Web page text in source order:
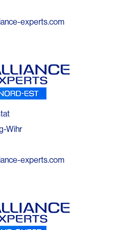
experts.com
Wihr
experts.com